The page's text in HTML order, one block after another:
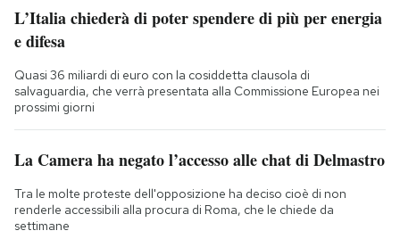
L’Italia chiederà di poter spendere di più per energia
e difesa
Quasi 36 miliardi di euro con la cosiddetta clausola di
salvaguardia, che verrà presentata alla Commissione Europea nei
prossimi giorni
La Camera ha negato l’accesso alle chat di Delmastro
Tra le molte proteste dell'opposizione ha deciso cioè di non
renderle accessibili alla procura di Roma, che le chiede da
settimane